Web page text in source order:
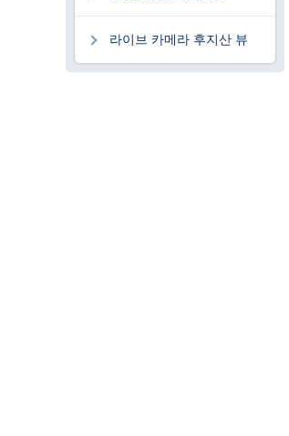
라이브 카메라 후지산 뷰